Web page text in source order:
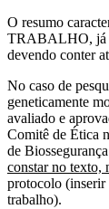
O resumo
TRABALHO, já
devendo conter
No caso de
geneticamente
avaliado e
Comitê de Ética
de
constar no
protocolo (inserir
trabalho).